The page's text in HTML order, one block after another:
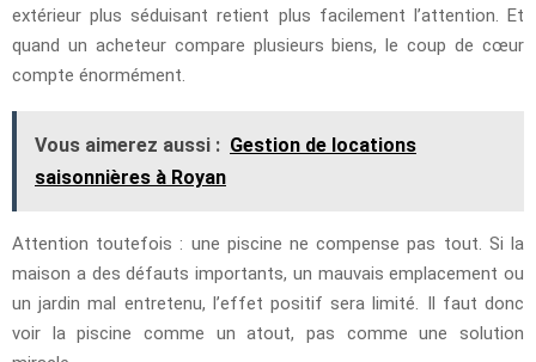
extérieur plus séduisant retient plus facilement l’attention. Et
quand un acheteur compare plusieurs biens, le coup de cœur
compte énormément.
Vous aimerez aussi : Gestion de locations
saisonnières à Royan
Attention toutefois : une piscine ne compense pas tout. Si la
maison a des défauts importants, un mauvais emplacement ou
un jardin mal entretenu, l’effet positif sera limité. Il faut donc
voir la piscine comme un atout, pas comme une solution